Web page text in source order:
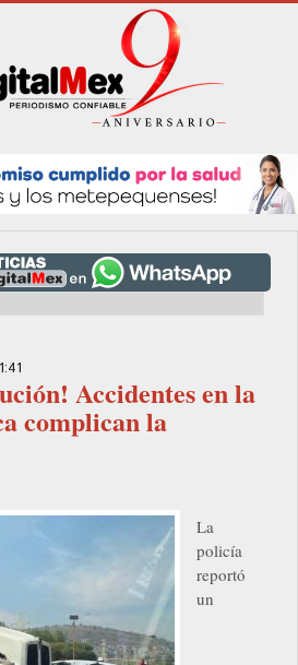
Accidentes en la
complican la
La
policía
reportó
un